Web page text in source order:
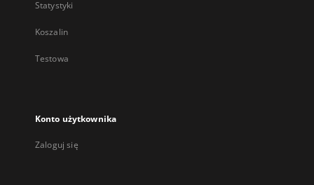
Statystyki
Koszalin
Testowa
Konto użytkownika
Zaloguj się